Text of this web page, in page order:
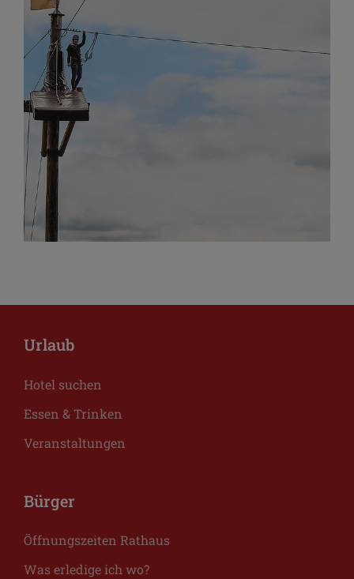
Urlaub
Hotel suchen
Essen & Trinken
Veranstaltungen
Bürger
Öffnungszeiten Rathaus
Was erledige ich wo?